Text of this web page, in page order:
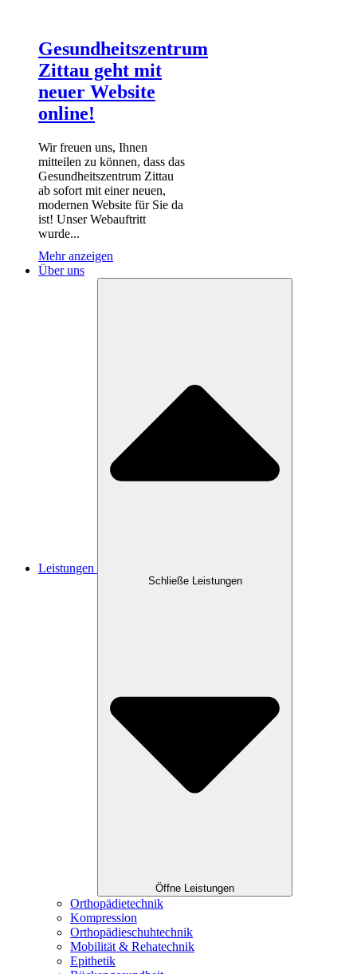
Gesundheitszentrum
Zittau geht mit
neuer Website
online!
Wir freuen uns, Ihnen
mitteilen zu können, dass das
Gesundheitszentrum Zittau
ab sofort mit einer neuen,
modernen Website für Sie da
ist! Unser Webauftritt
wurde...
Mehr anzeigen
Über uns
Leistungen
Schließe Leistungen
Öffne Leistungen
Orthopädietechnik
Kompression
Orthopädieschuhtechnik
Mobilität & Rehatechnik
Epithetik